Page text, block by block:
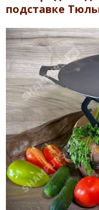
подставке